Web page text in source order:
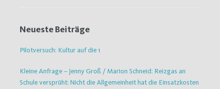
Neueste Beiträge
Pilotversuch: Kultur auf die 1
Kleine Anfrage – Jenny Groß / Marion Schneid: Reizgas an
Schule versprüht: Nicht die Allgemeinheit hat die Einsatzkosten